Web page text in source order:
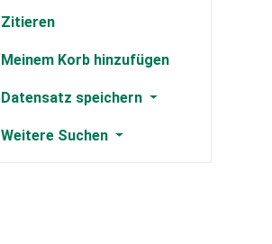
Zitieren
Meinem Korb hinzufügen
Datensatz speichern
Weitere Suchen